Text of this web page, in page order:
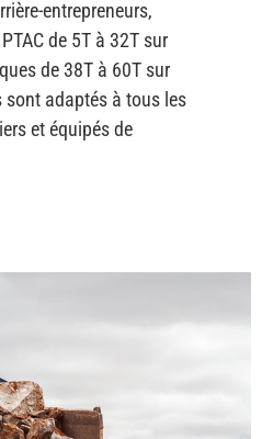
entrepreneurs,
de 5T à 32T sur
de 38T à 60T sur
adaptés à tous les
et équipés de